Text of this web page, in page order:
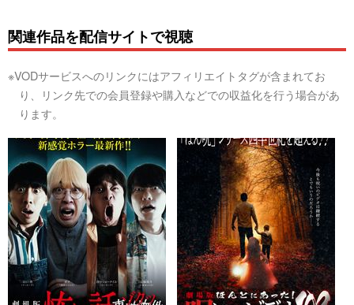
関連作品を配信サイトで視聴
※VODサービスへのリンクにはアフィリエイトタグが含まれてお
り、リンク先での会員登録や購入などでの収益化を行う場合があ
ります。